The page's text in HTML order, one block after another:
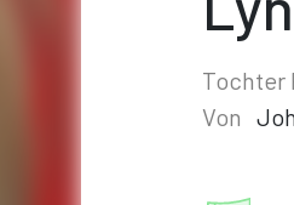
Tochter
Von